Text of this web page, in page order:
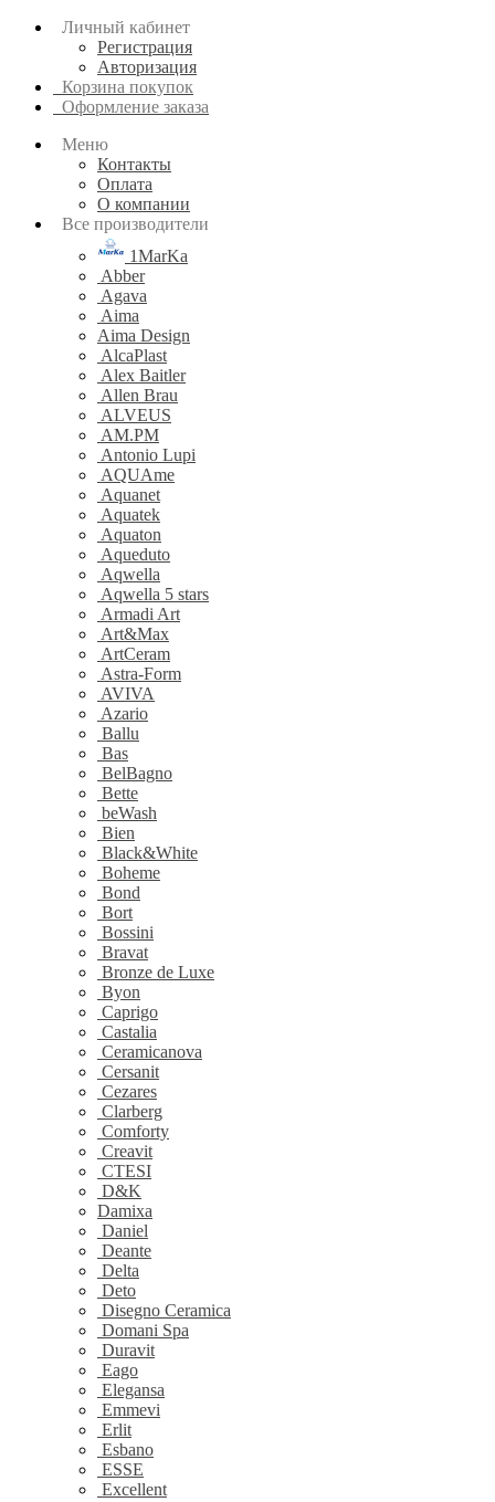
Личный кабинет
Регистрация
Авторизация
Корзина покупок
Оформление заказа
Меню
Контакты
Оплата
О компании
Все производители
1MarKa
Abber
Agava
Aima
Aima Design
AlcaPlast
Alex Baitler
Allen Brau
ALVEUS
AM.PM
Antonio Lupi
AQUAme
Aquanet
Aquatek
Aquaton
Aqueduto
Aqwella
Aqwella 5 stars
Armadi Art
Art&Max
ArtCeram
Astra-Form
AVIVA
Azario
Ballu
Bas
BelBagno
Bette
beWash
Bien
Black&White
Boheme
Bond
Bort
Bossini
Bravat
Bronze de Luxe
Byon
Caprigo
Castalia
Ceramicanova
Cersanit
Cezares
Clarberg
Comforty
Creavit
CTESI
D&K
Damixa
Daniel
Deante
Delta
Deto
Disegno Ceramica
Domani Spa
Duravit
Eago
Elegansa
Emmevi
Erlit
Esbano
ESSE
Excellent